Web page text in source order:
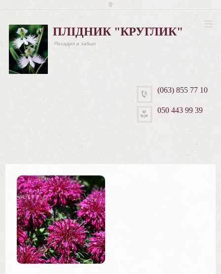
ПЛІДНИК "КРУГЛИК"
Посадил и забыл
(063) 855 77 10
050 443 99 39